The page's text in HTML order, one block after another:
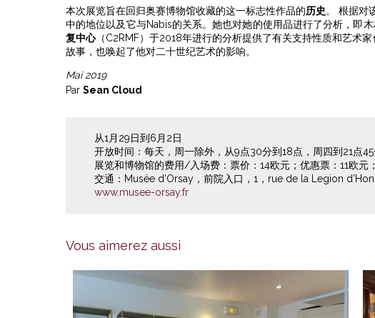
本次展览旨在回归奥赛博物馆收藏的这一标志性作品的历史。 根据对
中的地位以及它与Nabis的关系。她也对她的使用品进行了分析，即
复中心（C2RMF）于2018年进行的分析提供了有关支持性质和艺术
故事，也唤起了他对二十世纪艺术的影响。
Mai 2019
Par Sean Cloud
从1月29日到6月2日
开放时间：每天，周一除外，从9点30分到18点，周四到21点45
展览和博物馆的费用/入场费：票价：14欧元；优惠票：11欧元
交通：Musée d'Orsay，前院入口，1，rue de la Legion
www.musee-orsay.fr
Vous aimerez aussi